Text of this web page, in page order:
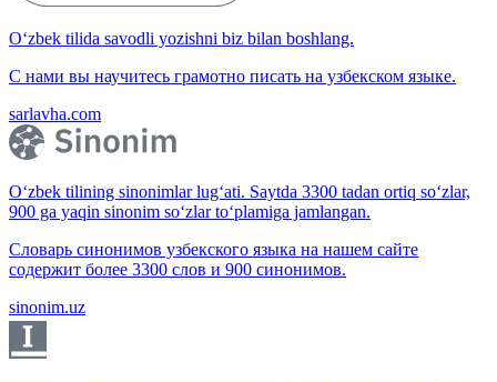
O‘zbek tilida savodli yozishni biz bilan boshlang.
С нами вы научитесь грамотно писать на узбекском языке.
sarlavha.com
O‘zbek tilining sinonimlar lug‘ati. Saytda 3300 tadan ortiq so‘zlar,
900 ga yaqin sinonim so‘zlar to‘plamiga jamlangan.
Словарь синонимов узбекского языка на нашем сайте
содержит более 3300 слов и 900 синонимов.
sinonim.uz